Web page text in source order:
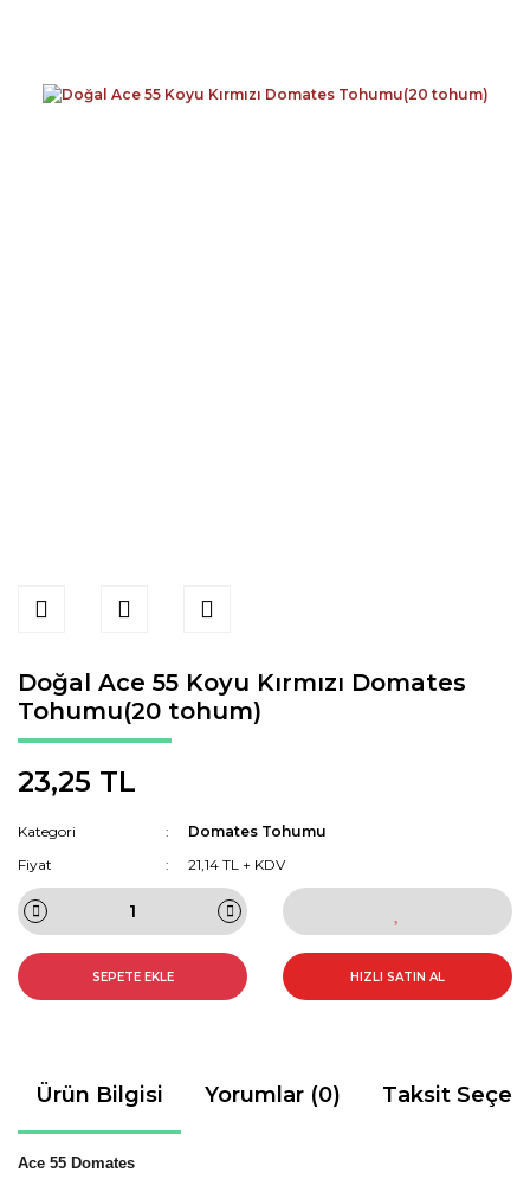
Doğal Ace 55 Koyu Kırmızı Domates
Tohumu(20 tohum)
23,25 TL
Kategori
Domates Tohumu
Fiyat
21,14 TL + KDV
SEPETE EKLE HIZLI SATIN AL
Ürün Bilgisi Yorumlar (0) Taksit
Ace 55 Domates